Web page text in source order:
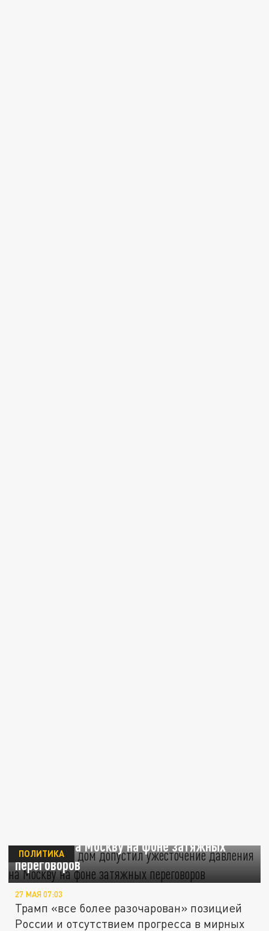
давления на Москву на фоне затяжных
переговоров
ПОЛИТИКА
27 МАЯ 07:03
Трамп «все более разочарован» позицией
России и отсутствием прогресса в мирных